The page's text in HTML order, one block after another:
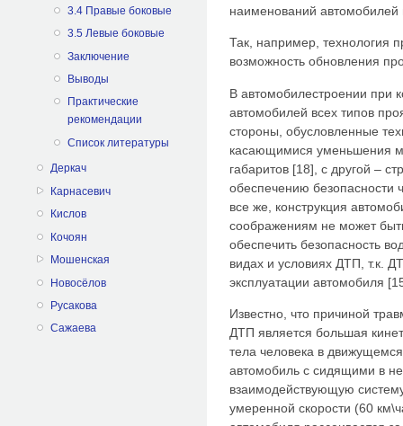
3.4 Правые боковые
3.5 Левые боковые
Заключение
Выводы
Практические
рекомендации
Список литературы
Деркач
Карнасевич
Кислов
Кочоян
Мошенская
Новосёлов
Русакова
Сажаева
наименований автомобилей
Так, например, технология
возможность обновления
В автомобилестроении при
автомобилей всех типов
стороны, обусловленные
касающимися уменьшения
габаритов [18], с другой –
обеспечению безопасности
все же, конструкция
соображениям не может
обеспечить безопасность
видах и условиях ДТП, т.к.
эксплуатации автомобиля
Известно, что причиной
ДТП является большая
тела человека в
автомобиль с сидящими в
взаимодействующую
умеренной скорости (60